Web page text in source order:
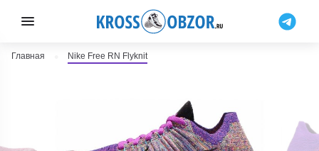
Главная Nike Free RN Flyknit